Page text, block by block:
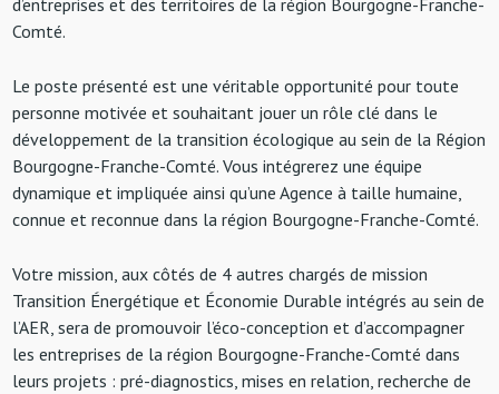
d’entreprises et des territoires de la région Bourgogne-Franche-
Comté.
Le poste présenté est une véritable opportunité pour toute
personne motivée et souhaitant jouer un rôle clé dans le
développement de la transition écologique au sein de la Région
Bourgogne-Franche-Comté. Vous intégrerez une équipe
dynamique et impliquée ainsi qu’une Agence à taille humaine,
connue et reconnue dans la région Bourgogne-Franche-Comté.
Votre mission, aux côtés de 4 autres chargés de mission
Transition Énergétique et Économie Durable intégrés au sein de
l’AER, sera de promouvoir l’éco-conception et d’accompagner
les entreprises de la région Bourgogne-Franche-Comté dans
leurs projets : pré-diagnostics, mises en relation, recherche de